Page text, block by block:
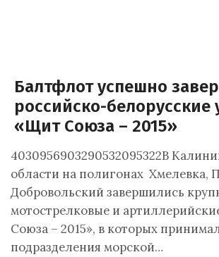
Балтфлот успешно
российско-белорусские
«Щит Союза – 2015»
4030956903290532095322В
области на полигонах Хмелевка,
Добровольский завершились
мотострелковые и
Союза – 2015», в которых
подразделения морской…